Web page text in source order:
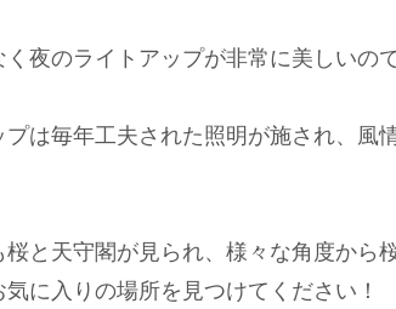
夜のライトアップが非常に美しいの
は毎年工夫された照明が施され、風
と天守閣が見られ、様々な角度から
に入りの場所を見つけてください！